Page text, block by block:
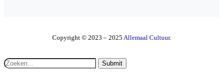
Copyright © 2023 – 2025 Allemaal Cultuur.
Submit